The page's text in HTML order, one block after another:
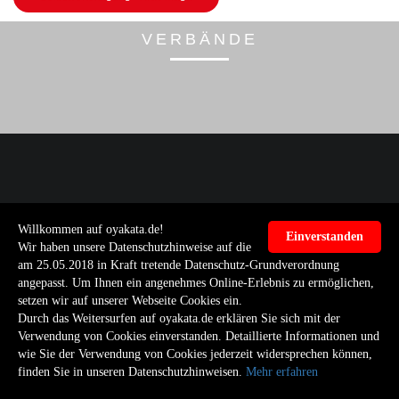
VERBÄNDE
INFO
OYAKATA Die Kampfsportakademie
Hindenburgstraße 52
85057 Ingolstadt
Tel: 0841 / 99474373
E-Mail: info@oyakata.de
Einverstanden
Willkommen auf oyakata.de!
Wir haben unsere Datenschutzhinweise auf die
am 25.05.2018 in Kraft tretende Datenschutz-Grundverordnung
angepasst. Um Ihnen ein angenehmes Online-Erlebnis zu ermöglichen,
setzen wir auf unserer Webseite Cookies ein.
Durch das Weitersurfen auf oyakata.de erklären Sie sich mit der
Verwendung von Cookies einverstanden. Detaillierte Informationen und
wie Sie der Verwendung von Cookies jederzeit widersprechen können,
finden Sie in unseren Datenschutzhinweisen. Mehr erfahren